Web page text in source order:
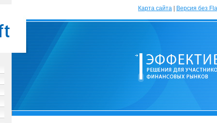
Карта сайта Версия без